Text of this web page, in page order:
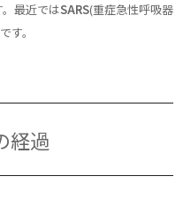
最近ではSARS(重症急性呼吸器
す。
経過